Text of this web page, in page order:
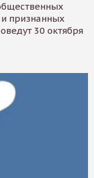
признанных
30 октября